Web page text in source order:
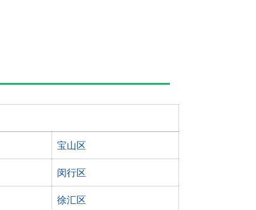
宝山区
闵行区
徐汇区